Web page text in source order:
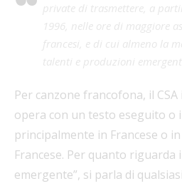
private di trasmettere, a
1996, nelle ore di maggiore
francesi, e di cui almeno la
talenti e produzioni
Per canzone francofona, il
opera con un testo eseguito o
principalmente in Francese o
Francese. Per quanto riguarda
emergente”, si parla di